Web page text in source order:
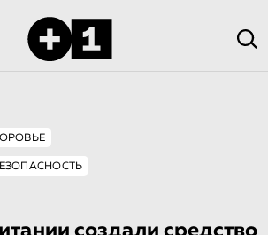
создали средство